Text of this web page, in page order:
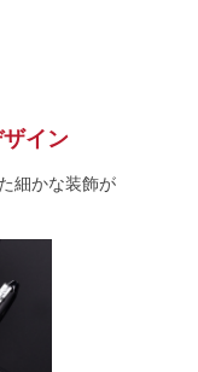
イン
細かな装飾が